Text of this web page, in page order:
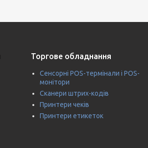
Торгове обладнання
Сенсорні POS-термінали і POS-
монітори
Сканери штрих-кодів
Принтери чеків
Принтери етикеток